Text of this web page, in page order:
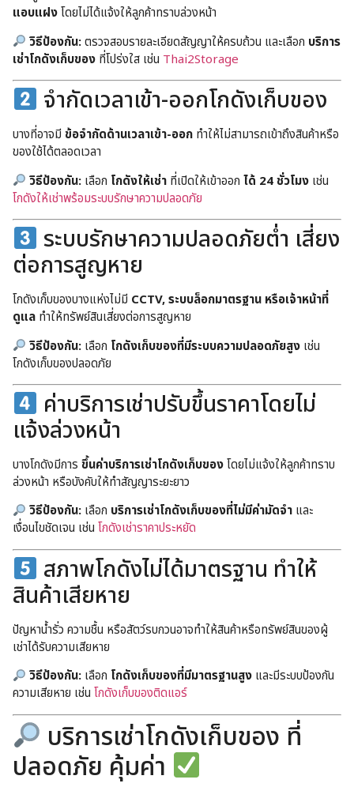
แอบแฝงโดยไม่ได้แจ้งให้ลูกค้าทราบล่วงหน้า
วิธีป้องกัน:ตรวจสอบรายละเอียดสัญญาให้ครบถ้วน และเลือก บริการ
เช่าโกดังเก็บของ ที่โปร่งใส เช่น Thai2Storage
จำกัดเวลาเข้า-ออกโกดังเก็บของ
บางที่อาจมี ข้อจำกัดด้านเวลาเข้า-ออก ทำให้ไม่สามารถเข้าถึงสินค้าหรือ
ของใช้ได้ตลอดเวลา
วิธีป้องกัน: เลือก โกดังให้เช่า ที่เปิดให้เข้าออกได้ 24 ชั่วโมง เช่น
โกดังให้เช่าพร้อมระบบรักษาความปลอดภัย
ระบบรักษาความปลอดภัยต่ำ เสี่ยง
ต่อการสูญหาย
โกดังเก็บของบางแห่งไม่มี CCTV, ระบบล็อกมาตรฐาน หรือเจ้าหน้าที่
ดูแล ทำให้ทรัพย์สินเสี่ยงต่อการสูญหาย
วิธีป้องกัน: เลือก โกดังเก็บของที่มีระบบความปลอดภัยสูง เช่น
โกดังเก็บของปลอดภัย
ค่าบริการเช่าปรับขึ้นราคาโดยไม่
แจ้งล่วงหน้า
บางโกดังมีการ ขึ้นค่าบริการเช่าโกดังเก็บของโดยไม่แจ้งให้ลูกค้าทราบ
ล่วงหน้า หรือบังคับให้ทำสัญญาระยะยาว
วิธีป้องกัน: เลือก บริการเช่าโกดังเก็บของที่ไม่มีค่ามัดจำ และ
เงื่อนไขชัดเจน เช่น โกดังเช่าราคาประหยัด
สภาพโกดังไม่ได้มาตรฐาน ทำให้
สินค้าเสียหาย
ปัญหาน้ำรั่ว ความชื้น หรือสัตว์รบกวนอาจทำให้สินค้าหรือทรัพย์สินของผู้
เช่าได้รับความเสียหาย
วิธีป้องกัน: เลือก โกดังเก็บของที่มีมาตรฐานสูง และมีระบบป้องกัน
ความเสียหาย เช่น โกดังเก็บของติดแอร์
บริการเช่าโกดังเก็บของ ที่
ปลอดภัย คุ้มค่า